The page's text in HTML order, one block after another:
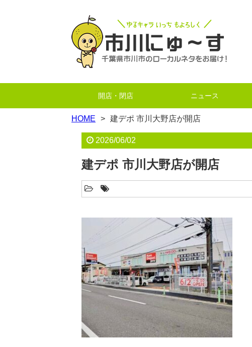
開店・閉店 ニュース
HOME 建デポ 市川大野店が開店
2026/06/02
建デポ 市川大野店が開店